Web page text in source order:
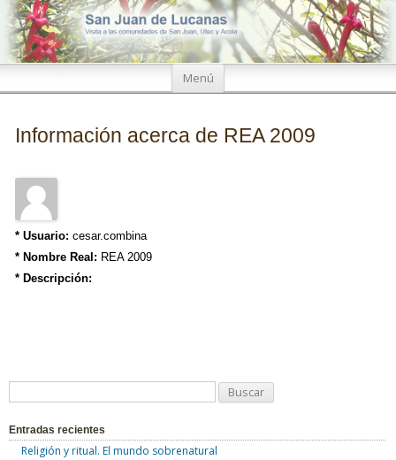
Menú
Ir
Información acerca de REA 2009
* Usuario: cesar.combina
* Nombre Real: REA 2009
* Descripción:
sEntradas recientes
Religión y ritual. El mundo sobrenatural